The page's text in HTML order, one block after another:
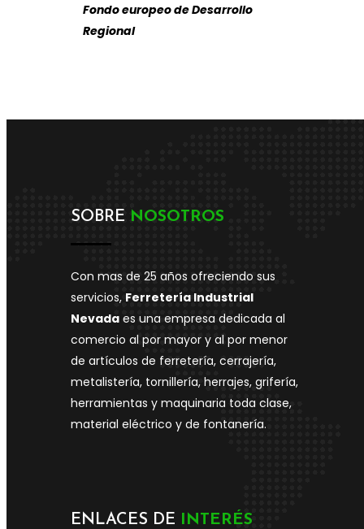
Fondo europeo de Desarrollo
Regional
SOBRE NOSOTROS
Con mas de 25 años ofreciendo sus
servicios, Ferretería Industrial
Nevada es una empresa dedicada al
comercio al por mayor y al por menor
de artículos de ferretería, cerrajería,
metalistería, tornillería, herrajes, grifería,
herramientas y maquinaria toda clase,
material eléctrico y de fontanería.
ENLACES DE INTERÉS